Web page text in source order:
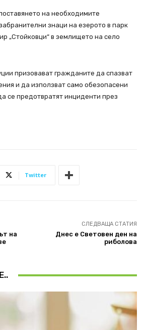
на необходимите
знаци на езерото в парк
„Стойковци“ в землището на село
призовават гражданите да спазват
и да използват само обезопасени
се предотвратят инциденти през
Twitter
на
СЛЕДВАЩА СТАТИЯ
Днес е Световен ден на
риболова